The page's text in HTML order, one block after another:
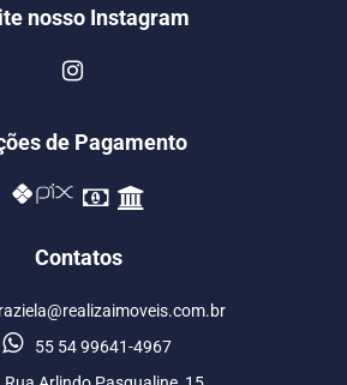
nosso Instagram
de Pagamento
Contatos
55 54 99641-4967